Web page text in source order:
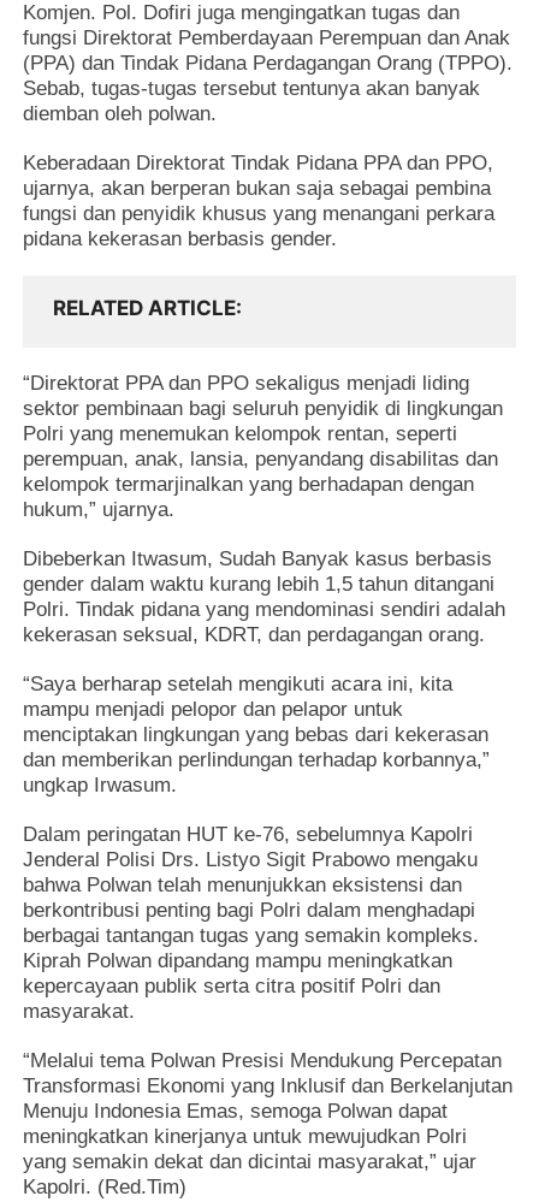
Komjen. Pol. Dofiri juga mengingatkan tugas dan
fungsi Direktorat Pemberdayaan Perempuan dan Anak
(PPA) dan Tindak Pidana Perdagangan Orang (TPPO).
Sebab, tugas-tugas tersebut tentunya akan banyak
diemban oleh polwan.
Keberadaan Direktorat Tindak Pidana PPA dan PPO,
ujarnya, akan berperan bukan saja sebagai pembina
fungsi dan penyidik khusus yang menangani perkara
pidana kekerasan berbasis gender.
RELATED ARTICLE
“Direktorat PPA dan PPO sekaligus menjadi liding
sektor pembinaan bagi seluruh penyidik di lingkungan
Polri yang menemukan kelompok rentan, seperti
perempuan, anak, lansia, penyandang disabilitas dan
kelompok termarjinalkan yang berhadapan dengan
hukum,” ujarnya.
Dibeberkan Itwasum, Sudah Banyak kasus berbasis
gender dalam waktu kurang lebih 1,5 tahun ditangani
Polri. Tindak pidana yang mendominasi sendiri adalah
kekerasan seksual, KDRT, dan perdagangan orang.
“Saya berharap setelah mengikuti acara ini, kita
mampu menjadi pelopor dan pelapor untuk
menciptakan lingkungan yang bebas dari kekerasan
dan memberikan perlindungan terhadap korbannya,”
ungkap Irwasum.
Dalam peringatan HUT ke-76, sebelumnya Kapolri
Jenderal Polisi Drs. Listyo Sigit Prabowo mengaku
bahwa Polwan telah menunjukkan eksistensi dan
berkontribusi penting bagi Polri dalam menghadapi
berbagai tantangan tugas yang semakin kompleks.
Kiprah Polwan dipandang mampu meningkatkan
kepercayaan publik serta citra positif Polri dan
masyarakat.
“Melalui tema Polwan Presisi Mendukung Percepatan
Transformasi Ekonomi yang Inklusif dan Berkelanjutan
Menuju Indonesia Emas, semoga Polwan dapat
meningkatkan kinerjanya untuk mewujudkan Polri
yang semakin dekat dan dicintai masyarakat,” ujar
Kapolri. (Red.Tim)